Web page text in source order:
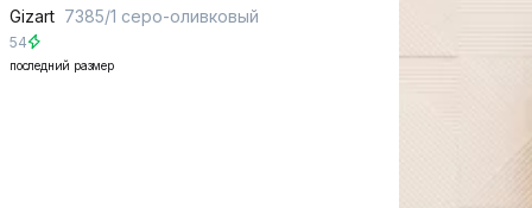
Gizart 7385/1 серо-оливковый
54
последний размер